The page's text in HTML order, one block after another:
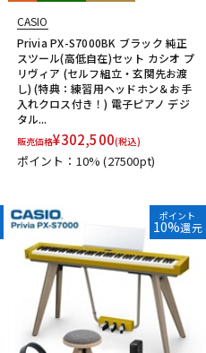
CASIO
Privia PX-S7000BK ブラック 純正
スツール(高低自在)セット カシオ プ
リヴィア (セルフ組立・玄関先お渡
し) (特典：練習用ヘッドホン＆お手
入れクロス付き！) 電子ピアノ デジ
タル...
販売価格¥302,500(税込)
ポイント：10%(27500pt)
ポイント
10%還元